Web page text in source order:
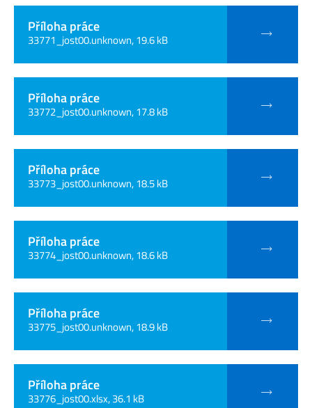
Příloha práce
33771_jost00.unknown, 19.6 kB
Příloha práce
33772_jost00.unknown, 17.8 kB
Příloha práce
33773_jost00.unknown, 18.5 kB
Příloha práce
33774_jost00.unknown, 18.6 kB
Příloha práce
33775_jost00.unknown, 18.9 kB
Příloha práce
33776_jost00.xlsx, 36.1 kB